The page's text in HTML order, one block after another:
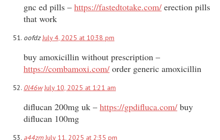
gnc ed pills – https://fastedtotake.com/ erection pills
that work
oofdzJuly 4, 2025 at 10:38 pm
buy amoxicillin without prescription –
https://combamoxi.com/ order generic amoxicillin
0l46w July 10, 2025 at 1:21 am
diflucan 200mg uk – https://gpdifluca.com/ buy
diflucan 100mg
a44zm July 11, 2025 at 2:35 pm